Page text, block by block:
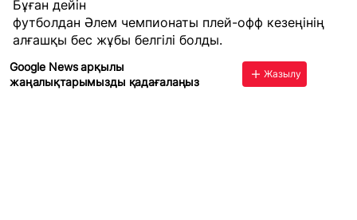
Бұған дейін
футболдан Әлем чемпионаты плей-офф кезеңінің
алғашқы бес жұбы белгілі болды.
Google News арқылы
жаңалықтарымызды қадағалаңыз
Жазылу